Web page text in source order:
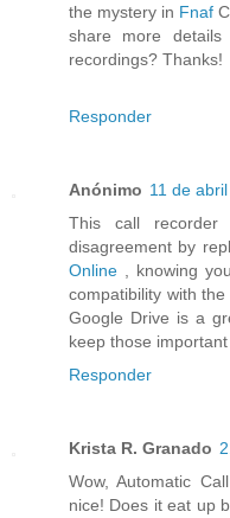
the mystery in Fnaf
share more
recordings? Thanks!
Responder
Anónimo 11 de
This call recorder
disagreement by
Online , knowing
compatibility with
Google Drive is a
keep those
Responder
Krista R. Granado
Wow, Automatic
nice! Does it eat up